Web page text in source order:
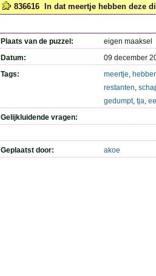
836616 In dat meertje hebben deze
Plaats van de puzzel:
eigen maaksel
Datum:
09 december
Tags:
meertje,
restanten,
gedumpt, tja,
Gelijkluidende vragen:
Geplaatst door: akoe